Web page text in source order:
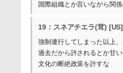
国際組織とか言いながら関
19：スネアチエラ(茸) [US]
強制連行してしまった以上
過去だから許されるとか甘
文化の断絶政策を許すな